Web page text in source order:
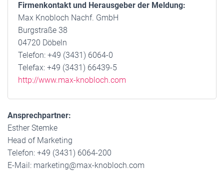
Firmenkontakt und Herausgeber der Meldung:
Max Knobloch Nachf. GmbH
Burgstraße 38
04720 Döbeln
Telefon: +49 (3431) 6064-0
Telefax: +49 (3431) 66439-5
http://www.max-knobloch.com
Ansprechpartner:
Esther Stemke
Head of Marketing
Telefon: +49 (3431) 6064-200
E-Mail: marketing@max-knobloch.com